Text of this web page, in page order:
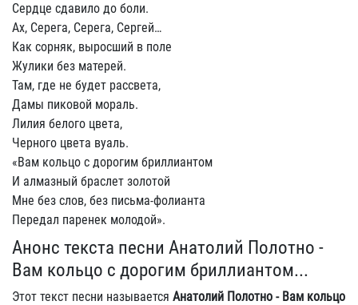
Сердце сдавило до боли.
Ах, Серега, Серега, Сергей…
Как сорняк, выросший в поле
Жулики без матерей.
Там, где не будет рассвета,
Дамы пиковой мораль.
Лилия белого цвета,
Черного цвета вуаль.
«Вам кольцо с дорогим бриллиантом
И алмазный браслет золотой
Мне без слов, без письма-фолианта
Передал паренек молодой».
Анонс текста песни Анатолий Полотно -
Вам кольцо с дорогим бриллиантом...
Этот текст песни называется Анатолий Полотно - Вам кольцо